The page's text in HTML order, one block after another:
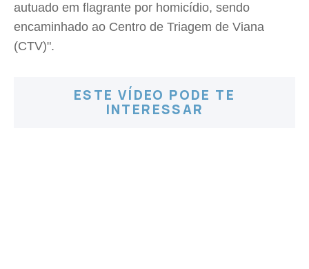
autuado em flagrante por homicídio, sendo
encaminhado ao Centro de Triagem de Viana
(CTV)".
ESTE VÍDEO PODE TE
INTERESSAR